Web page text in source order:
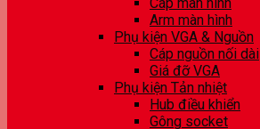
Arm màn hình
Phụ kiện VGA & Nguồn
Cáp nguồn nối dài
Giá đỡ VGA
Phụ kiện Tản nhiệt
Hub điều khiển
Gông socket